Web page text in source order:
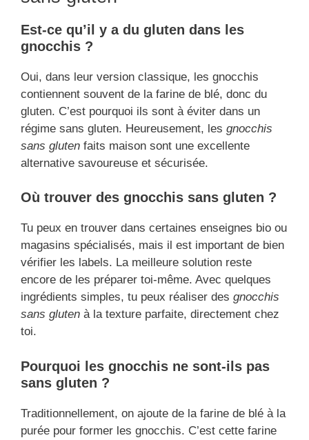
Est-ce qu’il y a du gluten dans les
gnocchis ?
Oui, dans leur version classique, les gnocchis
contiennent souvent de la farine de blé, donc du
gluten. C’est pourquoi ils sont à éviter dans un
régime sans gluten. Heureusement, les gnocchis
sans gluten faits maison sont une excellente
alternative savoureuse et sécurisée.
Où trouver des gnocchis sans gluten ?
Tu peux en trouver dans certaines enseignes bio ou
magasins spécialisés, mais il est important de bien
vérifier les labels. La meilleure solution reste
encore de les préparer toi-même. Avec quelques
ingrédients simples, tu peux réaliser des gnocchis
sans gluten à la texture parfaite, directement chez
toi.
Pourquoi les gnocchis ne sont-ils pas
sans gluten ?
Traditionnellement, on ajoute de la farine de blé à la
purée pour former les gnocchis. C’est cette farine